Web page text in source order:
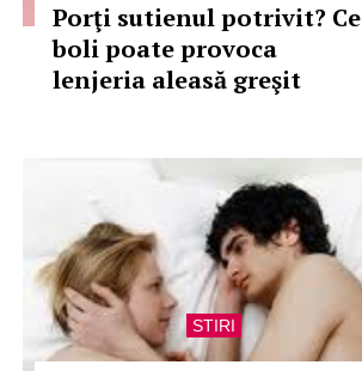
Porţi sutienul potrivit? Ce
boli poate provoca
lenjeria aleasă greşit
STIRI